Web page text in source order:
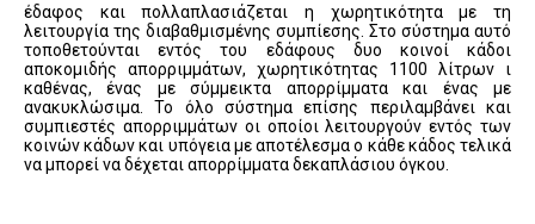
έδαφος και πολλαπλασιάζεται η χωρητικότητα με τη
λειτουργία της διαβαθμισμένης συμπίεσης. Στο σύστημα αυτό
τοποθετούνται εντός του εδάφους δυο κοινοί κάδοι
αποκομιδής απορριμμάτων, χωρητικότητας 1100 λίτρων ι
καθένας, ένας με σύμμεικτα απορρίμματα και ένας με
ανακυκλώσιμα. Το όλο σύστημα επίσης περιλαμβάνει και
συμπιεστές απορριμμάτων οι οποίοι λειτουργούν εντός των
κοινών κάδων και υπόγεια με αποτέλεσμα ο κάθε κάδος τελικά
να μπορεί να δέχεται απορρίμματα δεκαπλάσιου όγκου.